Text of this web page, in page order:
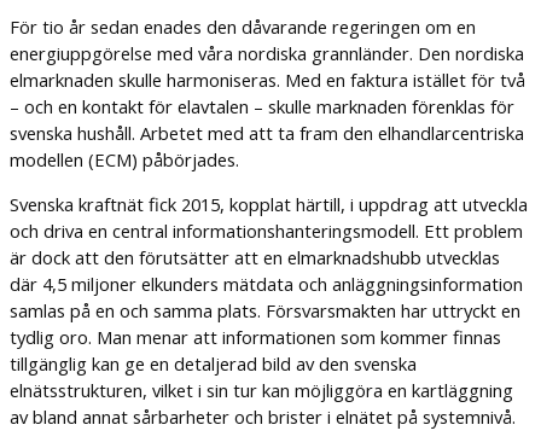
För tio år sedan enades den dåvarande regeringen om en
energiuppgörelse med våra nordiska grannländer. Den nordiska
elmarknaden skulle harmoniseras. Med en faktura istället för två
– och en kontakt för elavtalen – skulle marknaden förenklas för
svenska hushåll. Arbetet med att ta fram den elhandlarcentriska
modellen (ECM) påbörjades.
Svenska kraftnät fick 2015, kopplat härtill, i uppdrag att utveckla
och driva en central informationshanteringsmodell. Ett problem
är dock att den förutsätter att en elmarknadshubb utvecklas
där 4,5 miljoner elkunders mätdata och anläggningsinformation
samlas på en och samma plats. Försvarsmakten har uttryckt en
tydlig oro. Man menar att informationen som kommer finnas
tillgänglig kan ge en detaljerad bild av den svenska
elnätsstrukturen, vilket i sin tur kan möjliggöra en kartläggning
av bland annat sårbarheter och brister i elnätet på systemnivå.